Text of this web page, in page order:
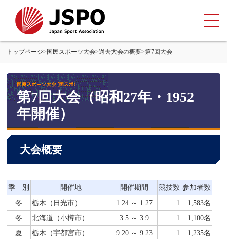
トップページ> 国民スポーツ大会>過去大会の概要>第7回大会
第7回大会（昭和27年・1952
年開催）
大会概要
季 別 開催地 開催期間 競技数 参加者数
冬
栃木（日光市） 1.24 ～ 1.27 1
1,583名
冬
北海道（小樽市） 3.5 ～ 3.9 1
1,100名
夏
栃木（宇都宮市） 9.20 ～ 9.23 1
1,235名